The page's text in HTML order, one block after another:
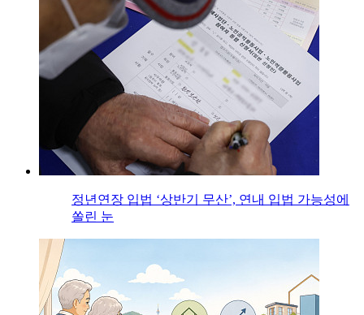
정년연장 입법 ‘상반기 무산’, 연내 입법 가능성에
쏠린 눈